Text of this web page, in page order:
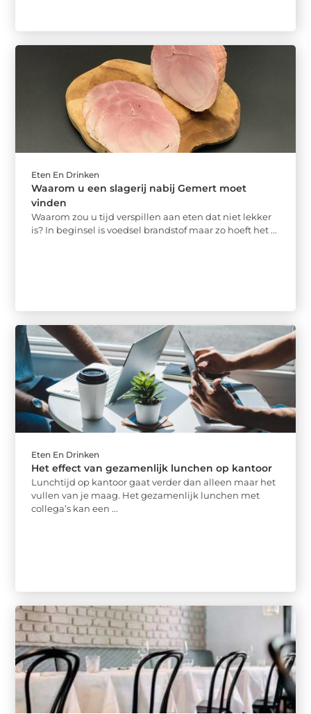
Eten En Drinken
Waarom u een slagerij nabij Gemert moet
vinden
Waarom zou u tijd verspillen aan eten dat niet lekker
is? In beginsel is voedsel brandstof maar zo hoeft het ...
Eten En Drinken
Het effect van gezamenlijk lunchen op kantoor
Lunchtijd op kantoor gaat verder dan alleen maar het
vullen van je maag. Het gezamenlijk lunchen met
collega’s kan een ...